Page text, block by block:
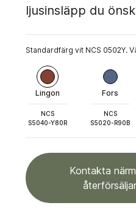
ljusinsläpp du
Standardfärg vit NCS 0502Y.
Lingon
NCS
S5040-Y80R
Fors
NCS
S5020-R90B
Kontakta